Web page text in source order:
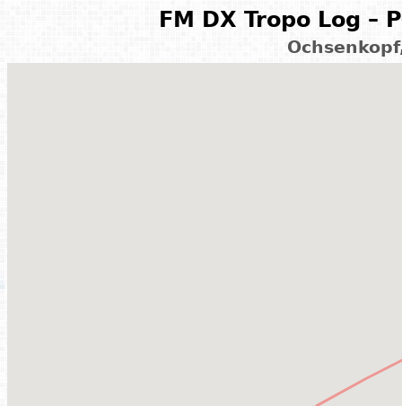
FM DX Tropo Log –